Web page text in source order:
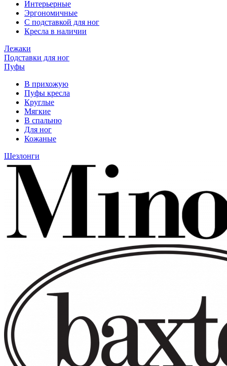
Интерьерные
Эргономичные
С подставкой для ног
Кресла в наличии
Лежаки
Подставки для ног
Пуфы
В прихожую
Пуфы кресла
Круглые
Мягкие
В спальню
Для ног
Кожаные
Шезлонги